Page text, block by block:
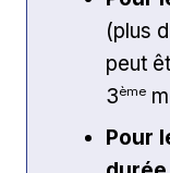
(plus
peut
3ème
Pour